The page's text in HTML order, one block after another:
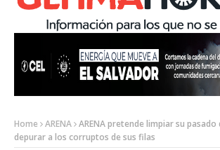
Home ARENA ARENA pretende limpiar su
depurar a los corruptos de sus filas